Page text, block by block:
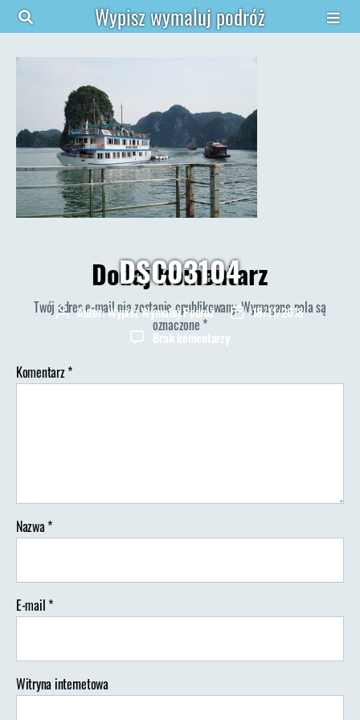
Wypisz wymaluj podróż
DSC03104
AutorAutor:Wypisz Wymaluj Podróż
Data18/11/2018
Brak komentarzydo
Dodaj komentarz
Twój adres e-mail nie zostanie opublikowany.Wymagane pola są
oznaczone *
Komentarz*
Nazwa*
E-mail*
Witryna internetowa